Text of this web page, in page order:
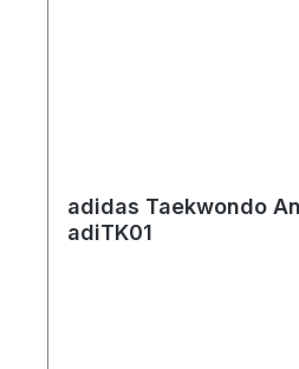
adidas Taekwondo
adiTK01